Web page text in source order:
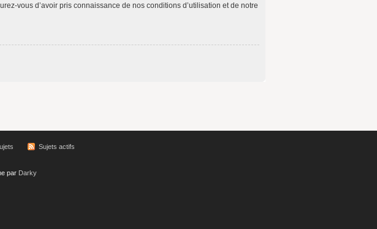
vous d’avoir pris connaissance de nos conditions d’utilisation et de notre
Sujets actifs
par Darky